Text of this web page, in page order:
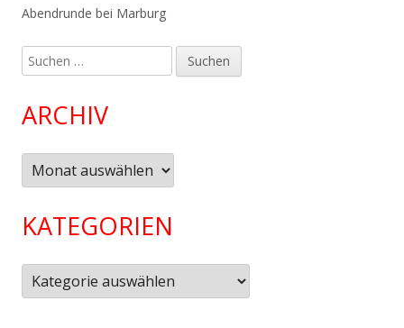
Abendrunde bei Marburg
Suchen
nach:
ARCHIV
Archiv
KATEGORIEN
Kategorien